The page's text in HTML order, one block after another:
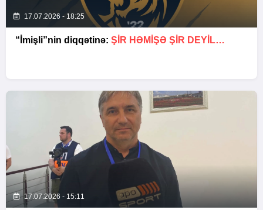
17.07.2026 - 18:25
“İmişli”nin diqqətinə: ŞIR HƏMIŞƏ ŞIR DEYIL…
17.07.2026 - 15:11